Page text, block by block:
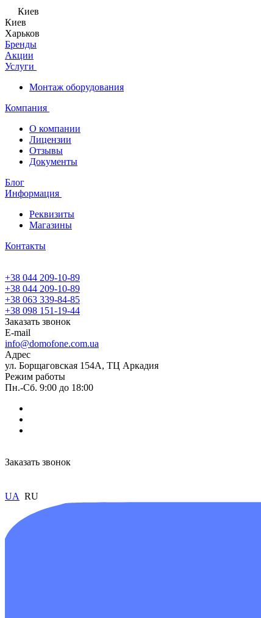
Киев
Киев
Харьков
Бренды
Акции
Услуги
Монтаж оборудования
Компания
О компании
Лицензии
Отзывы
Документы
Блог
Информация
Реквизиты
Магазины
Контакты
+38 044 209-10-89
+38 044 209-10-89
+38 063 339-84-85
+38 098 151-19-44
Заказать звонок
E-mail
info@domofone.com.ua
Адрес
ул. Борщаговская 154А, ТЦ Аркадия
Режим работы
Пн.-Сб. 9:00 до 18:00
Заказать звонок
UA RU